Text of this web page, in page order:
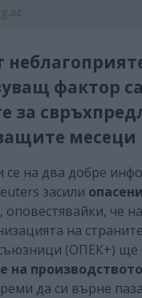
фактор са
за
месеци
се на два добре
засили
, оповестявайки, че
на
(ОПЕК+) ще
на производството
да си върне